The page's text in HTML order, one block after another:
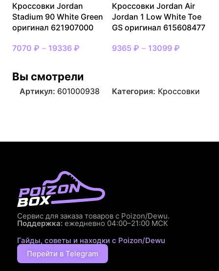
Кроссовки Jordan
Stadium 90 White Green
оригинал 621907000
7070 ₽ – 19336 ₽
Кроссовки Jordan Air
Jordan 1 Low White Toe
GS оригинал 615608477
9365 ₽ – 13099 ₽
Вы смотрели
Артикул: 601000938 Категория: Кроссовки
Сервис для заказа товаров с Poizon/Dewu.
Поддержка: ежедневно 04:00–21:00 МСК
Гайды, советы и находки с Poizon/Dewu
Перейти в Telegram